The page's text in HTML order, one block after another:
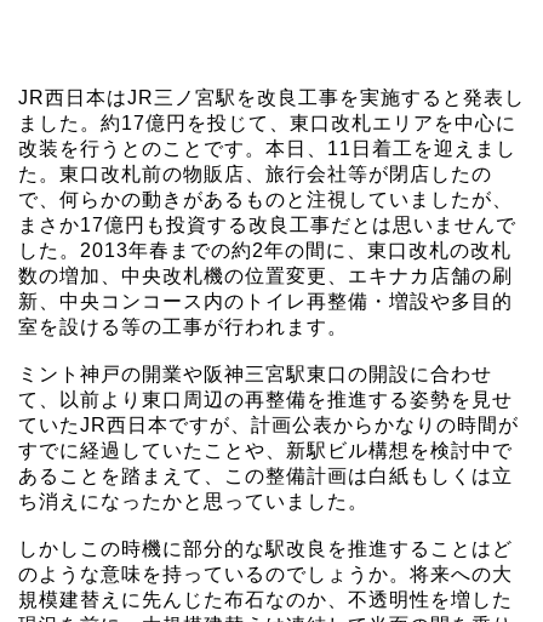
JR西日本はJR三ノ宮駅を改良工事を実施すると発表し
ました。約17億円を投じて、東口改札エリアを中心に
改装を行うとのことです。本日、11日着工を迎えまし
た。東口改札前の物販店、旅行会社等が閉店したの
で、何らかの動きがあるものと注視していましたが、
まさか17億円も投資する改良工事だとは思いませんで
した。2013年春までの約2年の間に、東口改札の改札
数の増加、中央改札機の位置変更、エキナカ店舗の刷
新、中央コンコース内のトイレ再整備・増設や多目的
室を設ける等の工事が行われます。
ミント神戸の開業や阪神三宮駅東口の開設に合わせ
て、以前より東口周辺の再整備を推進する姿勢を見せ
ていたJR西日本ですが、計画公表からかなりの時間が
すでに経過していたことや、新駅ビル構想を検討中で
あることを踏まえて、この整備計画は白紙もしくは立
ち消えになったかと思っていました。
しかしこの時機に部分的な駅改良を推進することはど
のような意味を持っているのでしょうか。将来への大
規模建替えに先んじた布石なのか、不透明性を増した